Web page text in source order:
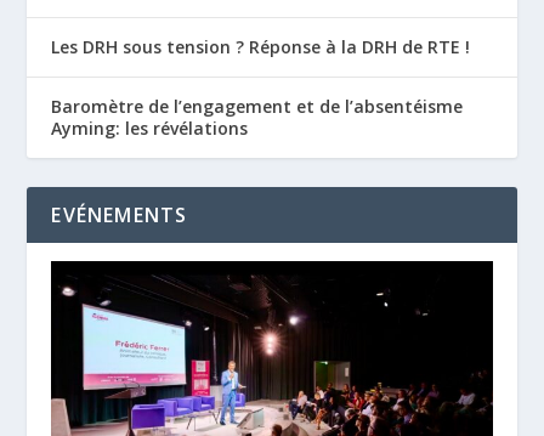
Les DRH sous tension ? Réponse à la DRH de RTE !
Baromètre de l’engagement et de l’absentéisme
Ayming: les révélations
EVÉNEMENTS